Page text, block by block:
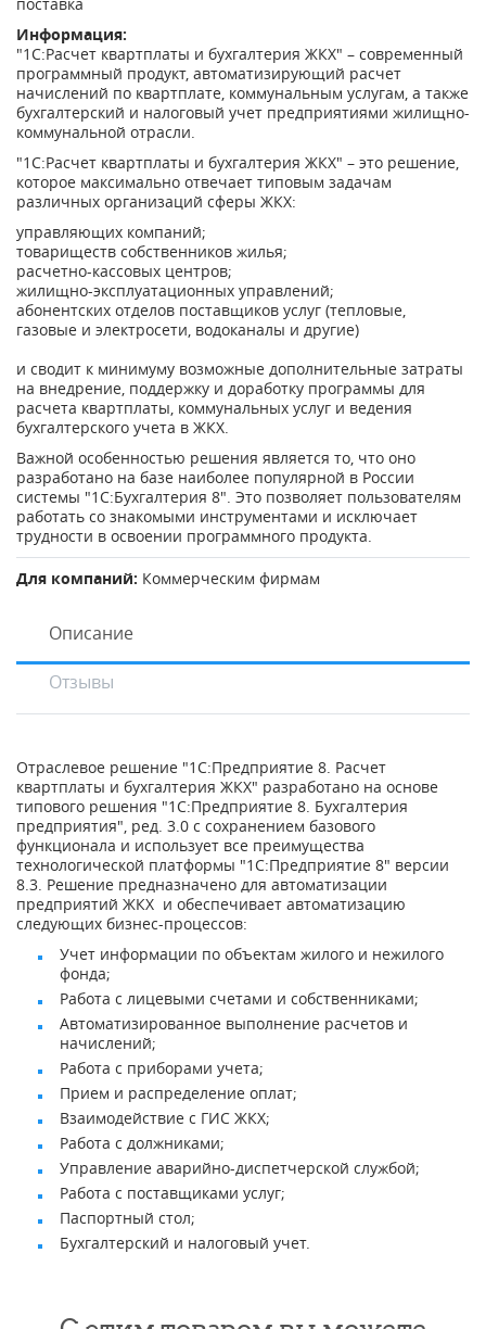
Информация:
"1С:Расчет квартплаты и бухгалтерия ЖКХ" – современный
программный продукт, автоматизирующий расчет
начислений по квартплате, коммунальным услугам, а также
бухгалтерский и налоговый учет предприятиями жилищно-
коммунальной отрасли.
"1С:Расчет квартплаты и бухгалтерия ЖКХ" – это решение,
которое максимально отвечает типовым задачам
различных организаций сферы ЖКХ:
управляющих компаний;
товариществ собственников жилья;
расчетно-кассовых центров;
жилищно-эксплуатационных управлений;
абонентских отделов поставщиков услуг (тепловые,
газовые и электросети, водоканалы и другие)
и сводит к минимуму возможные дополнительные затраты
на внедрение, поддержку и доработку программы для
расчета квартплаты, коммунальных услуг и ведения
бухгалтерского учета в ЖКХ.
Важной особенностью решения является то, что оно
разработано на базе наиболее популярной в России
системы "1С:Бухгалтерия 8". Это позволяет пользователям
работать со знакомыми инструментами и исключает
трудности в освоении программного продукта.
Для компаний: Коммерческим фирмам
Описание
Отзывы
Отраслевое решение "1С:Предприятие 8. Расчет
квартплаты и бухгалтерия ЖКХ" разработано на основе
типового решения "1С:Предприятие 8. Бухгалтерия
предприятия", ред. 3.0 с сохранением базового
функционала и использует все преимущества
технологической платформы "1С:Предприятие 8" версии
8.3. Решение предназначено для автоматизации
предприятий ЖКХ и обеспечивает автоматизацию
следующих бизнес-процессов:
Учет информации по объектам жилого и нежилого
фонда;
Работа с лицевыми счетами и собственниками;
Автоматизированное выполнение расчетов и
начислений;
Работа с приборами учета;
Прием и распределение оплат;
Взаимодействие с ГИС ЖКХ;
Работа с должниками;
Управление аварийно-диспетчерской службой;
Работа с поставщиками услуг;
Паспортный стол;
Бухгалтерский и налоговый учет.